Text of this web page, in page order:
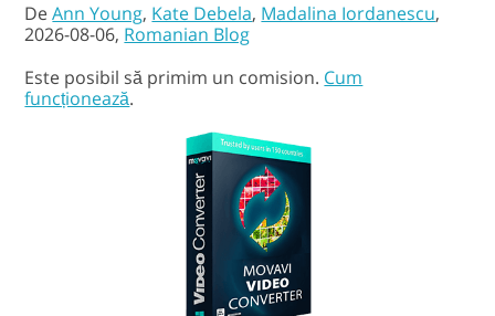
DeAnn Young, Kate Debela, Madalina Iordanescu,
2026-08-06, Romanian Blog
Este posibil să primim un comision. Cum
funcționează.